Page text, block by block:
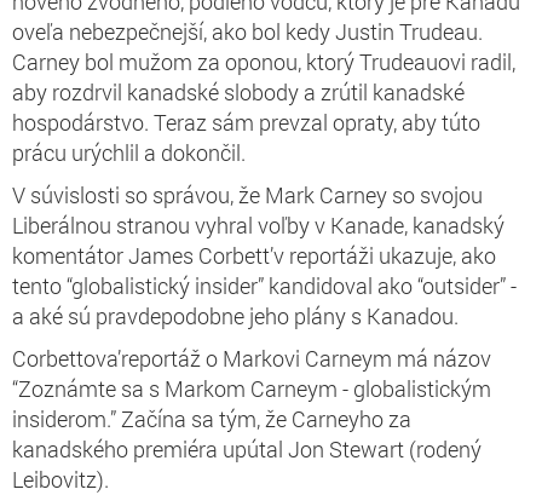
oveľa nebezpečnejší, ako bol kedy Justin Trudeau.
Carney bol mužom za oponou, ktorý Trudeauovi radil,
aby rozdrvil kanadské slobody a zrútil kanadské
hospodárstvo. Teraz sám prevzal opraty, aby túto
prácu urýchlil a dokončil.
V súvislosti so správou, že Mark Carney so svojou
Liberálnou stranou vyhral voľby v Kanade, kanadský
komentátor James Corbett’v reportáži ukazuje, ako
tento “globalistický insider” kandidoval ako “outsider” -
a aké sú pravdepodobne jeho plány s Kanadou.
Corbettova’reportáž o Markovi Carneym má názov
“Zoznámte sa s Markom Carneym - globalistickým
insiderom.” Začína sa tým, že Carneyho za
kanadského premiéra upútal Jon Stewart (rodený
Leibovitz).